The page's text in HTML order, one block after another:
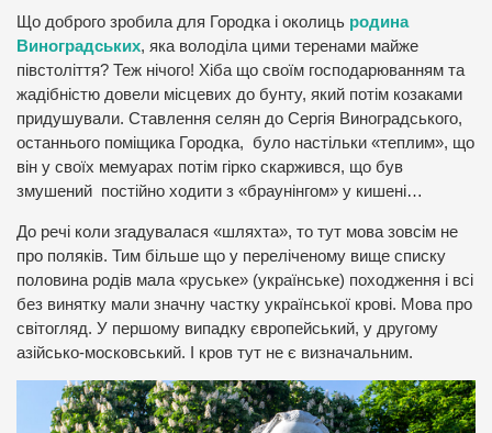
Що доброго зробила для Городка і околиць родина
Виноградських, яка володіла цими теренами майже
півстоліття? Теж нічого! Хіба що своїм господарюванням та
жадібністю довели місцевих до бунту, який потім козаками
придушували. Ставлення селян до Сергія Виноградського,
останнього поміщика Городка, було настільки «теплим», що
він у своїх мемуарах потім гірко скаржився, що був
змушений постійно ходити з «браунінгом» у кишені…
До речі коли згадувалася «шляхта», то тут мова зовсім не
про поляків. Тим більше що у переліченому вище списку
половина родів мала «руське» (українське) походження і всі
без винятку мали значну частку української крові. Мова про
світогляд. У першому випадку європейський, у другому
азійсько-московський. І кров тут не є визначальним.